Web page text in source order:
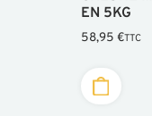
EN 5KG
58,95 €TTC